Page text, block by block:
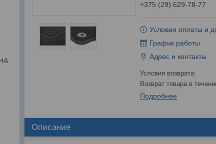
+375 (29) 629-78-77
Условия оплаты и
График работы
Адрес и контакты
возврат товара в
Подробнее
Описание